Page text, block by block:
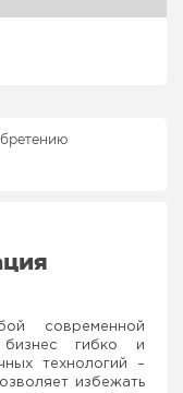
современной
бизнес гибко и
технологий –
избежать